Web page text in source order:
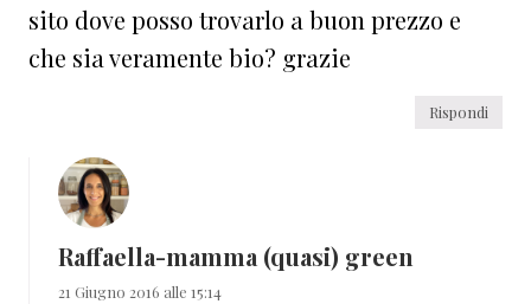
sito dove posso trovarlo a buon prezzo e
che sia veramente bio? grazie
Rispondi
Raffaella-mamma (quasi) green
21 Giugno 2016 alle 15:14